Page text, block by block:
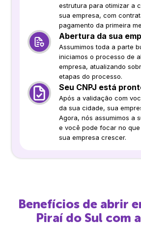
estrutura para otimizar a
sua empresa, com
pagamento da primeira
Abertura da sua
Assumimos toda a parte
iniciamos o processo de
empresa, atualizando
etapas do processo.
Seu CNPJ está
Após a validação com
da sua cidade, sua
Agora, nós assumimos a
e você pode focar no
sua empresa crescer.
Benefícios de abrir
Piraí do Sul com